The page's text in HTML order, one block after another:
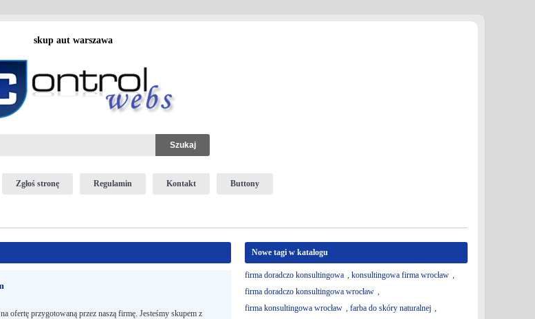
skup aut warszawa
Zgłoś stronę Regulamin Kontakt Buttony
ofertę przygotowaną przez naszą firmę. Jesteśmy skupem z
Nowe tagi w katalogu
firma doradczo konsultingowa , konsultingowa firma wrocław ,
firma doradczo konsultingowa wrocław ,
firma konsultingowa wrocław , farba do skóry naturalnej ,